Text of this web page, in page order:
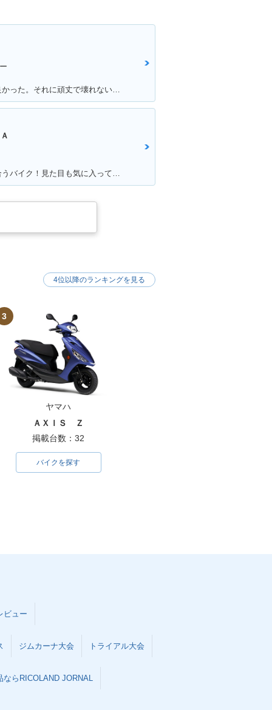
3
ヤマハ
ＡＸＩＳ Ｚ
掲載台数：32
バイクを探す
4位以降のランキングを見る
ビュー
ジムカーナ大会 トライアル大会
ならRICOLAND JORNAL